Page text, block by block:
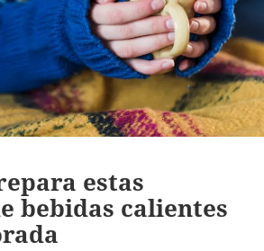
estas
bebidas calientes